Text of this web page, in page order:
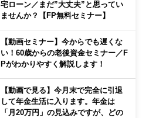
宅ローン／まだ”大丈夫”と思ってい
ませんか？【FP無料セミナー】
【動画セミナー】今からでも遅くな
い！60歳からの老後資金セミナー／F
Pがわかりやすく解説します！
【動画で見る】今月末で完全に引退
して年金生活に入ります。年金は
「月20万円」の見込みですが、どの